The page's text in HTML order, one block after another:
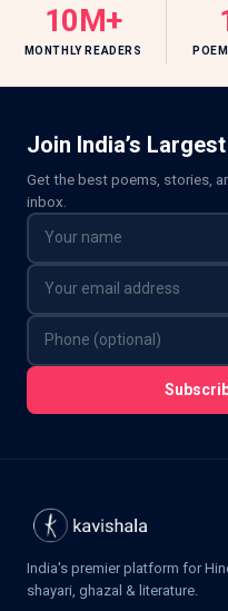
10M+
MONTHLY READERS
Join India’s
Get the best poems, stories,
inbox.
India's premier platform for
shayari, ghazal & literature.